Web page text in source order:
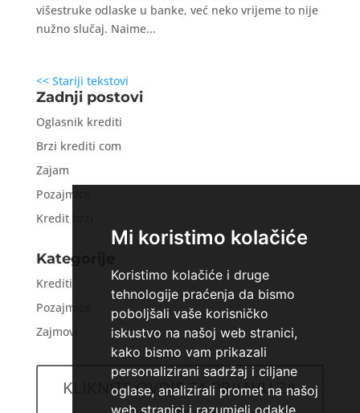
Mi koristimo kolačiće
Koristimo kolačiće i druge
tehnologije praćenja da bismo
poboljšali vaše korisničko
iskustvo na našoj web stranici,
kako bismo vam prikazali
personalizirani sadržaj i ciljane
oglase, analizirali promet na našoj
web stranici i razumjeli odakle
višestruke odlaske u banke, već neko vrijeme to nije
nužno slučaj. Naime...
<< Stariji tekstovi
Zadnji postovi
Oglasnik krediti
Brzi krediti com
Zajam
Pozajmice
Kredit brzi
Kategorije
Krediti
Pozajmice
Zajmovi
KLIKNITE OVDJE ZA PRIJAVU ZA